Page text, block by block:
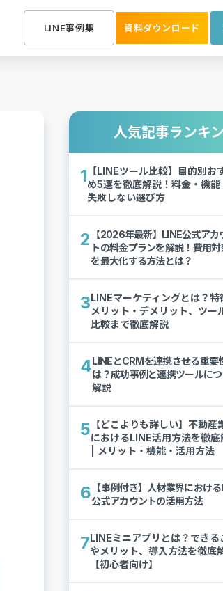
LINE事例集 資料ダウンロード
人気記事ランキ
1 【LINEツール比較】目的別お
め5選を徹底解説！料金・機能
失敗しない選び方
2
【2026年最新】LINE公式アカ
トの料金プランを解説！費用
を最大化する方法とは？
3LINEマーケティングとは？特
メリット・デメリット、ツー
比較まで徹底解説
4LINEとCRMを連携させる重要
は？成功事例と連携ツールに
解説
5 【どこよりも詳しい】不動産
におけるLINE活用方法を徹底
| メリット・機能・活用方法
6 【事例付き】人材業界におけ
公式アカウントの活用方法
7LINEミニアプリとは？できる
やメリット、導入方法を徹底
【初心者向け】